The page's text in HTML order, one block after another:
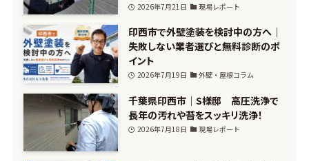
2026年7月21日 現場レポート
印西市で外壁塗装を検討中の方へ｜
失敗しない業者選びと無料診断のポ
イント
2026年7月19日 外壁・屋根コラム
千葉県印西市｜S様邸 高圧洗浄で
長年の汚れや苔をスッキリ洗浄！
2026年7月18日 現場レポート